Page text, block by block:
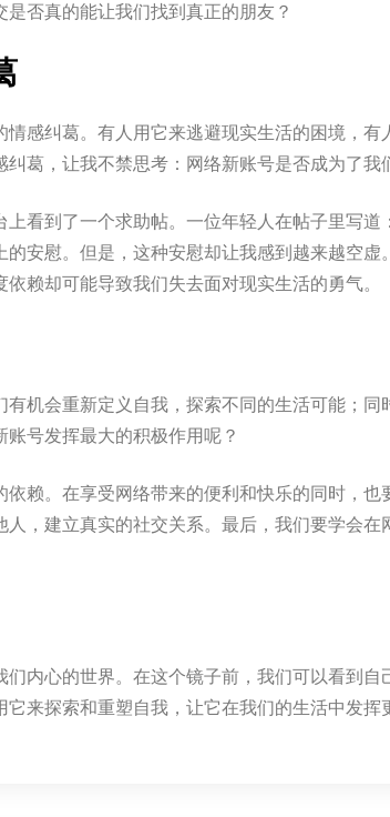
否真的能让我们找到真正的朋友？
感纠葛。有人用它来逃避现实生活的困境，有
葛，让我不禁思考：网络新账号是否成为了我
看到了一个求助帖。一位年轻人在帖子里写道
安慰。但是，这种安慰却让我感到越来越空虚
赖却可能导致我们失去面对现实生活的勇气。
机会重新定义自我，探索不同的生活可能；
号发挥最大的积极作用呢？
赖。在享受网络带来的便利和快乐的同时，
，建立真实的社交关系。最后，我们要学会
们内心的世界。在这个镜子前，我们可以看到
来探索和重塑自我，让它在我们的生活中发挥